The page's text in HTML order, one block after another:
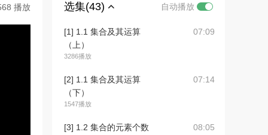
播放 选集(43) 自动播放
[1] 1.1 集合及其运算
（上）
3286播放
07:09
[2] 1.1 集合及其运算
（下）
1547播放
07:14
[3] 1.2 集合的元素个数
08:05